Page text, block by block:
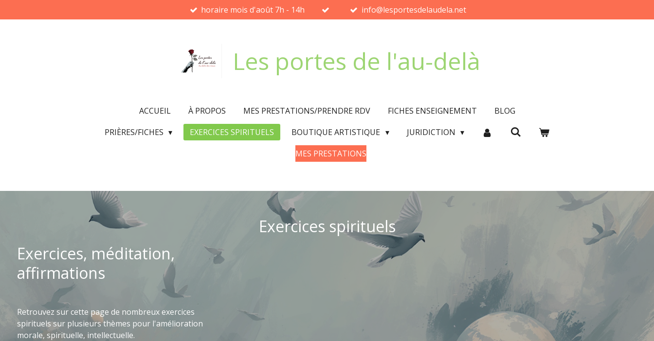
au
horaire mois d'août 7h - 14h info@lesportesdelaudela.net
Les portes de l'au-delà
ACCUEIL À PROPOS MES PRESTATIONS/PRENDRE RDV FICHES ENSEIGNEMENT
BLOG
PRIÈRES/FICHES
EXERCICES SPIRITUELS BOUTIQUE ARTISTIQUE
JURIDICTION
MES PRESTATIONS
Exercices spirituels
Exercices, méditation,
affirmations
Retrouvez sur cette page de nombreux exercices
spirituels sur plusieurs thèmes pour l'amélioration
morale, spirituelle, intellectuelle.